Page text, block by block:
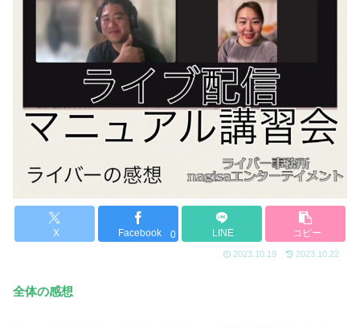
X Facebook 0 LINE コピー
2023.10.19 2023.10.22
全体の感想